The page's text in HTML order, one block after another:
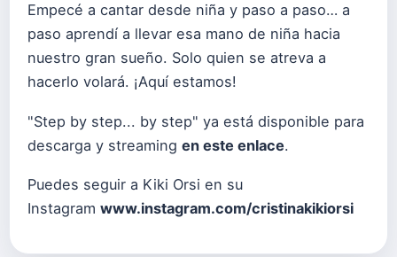
Empecé a cantar desde niña y paso a paso… a
paso aprendí a llevar esa mano de niña hacia
nuestro gran sueño. Solo quien se atreva a
hacerlo volará. ¡Aquí estamos!
"Step by step... by step" ya está disponible para
descarga y streaming en este enlace.
Puedes seguir a Kiki Orsi en su
Instagram www.instagram.com/cristinakikiorsi